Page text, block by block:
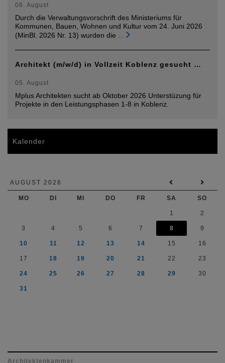
06. August
Durch die Verwaltungsvorschrift des Ministeriums für
Kommunen, Bauen, Wohnen und Kultur vom 24. Juni 2026
(MinBl. 2026 Nr. 13) wurden die ...
Architekt (m/w/d) in Vollzeit Koblenz gesucht …
05. August
Mplus Architekten sucht ab Oktober 2026 Unterstüzung für
Projekte in den Leistungsphasen 1-8 in Koblenz.
Kalender
AUGUST 2026
MO DI MI DO FR SA SO
1 2
3 4 5 6 7 8 9
10 11 12 13 14 15 16
17 18 19 20 21 22 23
24 25 26 27 28 29 30
31
Architektenkammer